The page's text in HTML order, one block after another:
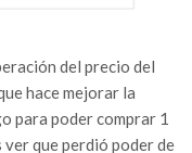
del precio del
hace mejorar la
para poder comprar 1
ver que perdió poder de